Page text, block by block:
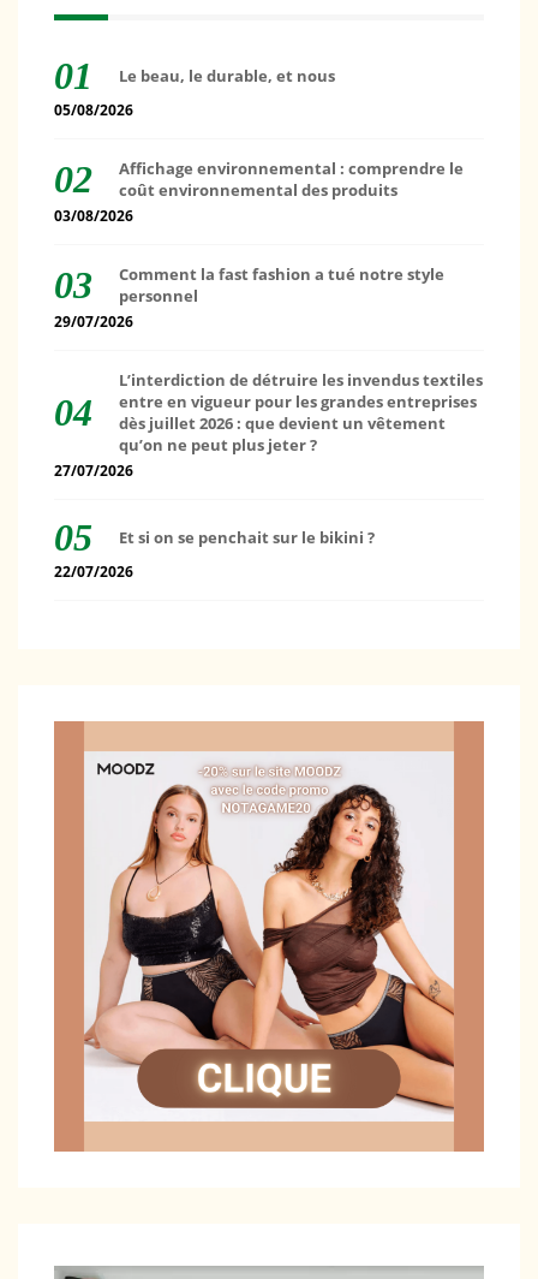
Le beau, le durable, et nous
05/08/2026
Affichage environnemental : comprendre le
coût environnemental des produits
03/08/2026
Comment la fast fashion a tué notre style
personnel
29/07/2026
L’interdiction de détruire les invendus textiles
entre en vigueur pour les grandes entreprises
dès juillet 2026 : que devient un vêtement
qu’on ne peut plus jeter ?
27/07/2026
Et si on se penchait sur le bikini ?
22/07/2026